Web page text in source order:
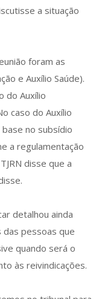
a situação
foram as
e Auxílio Saúde).
do Auxílio
caso do Auxílio
no subsídio
a regulamentação
disse que a
detalhou ainda
das pessoas que
quando será o
às reivindicações.